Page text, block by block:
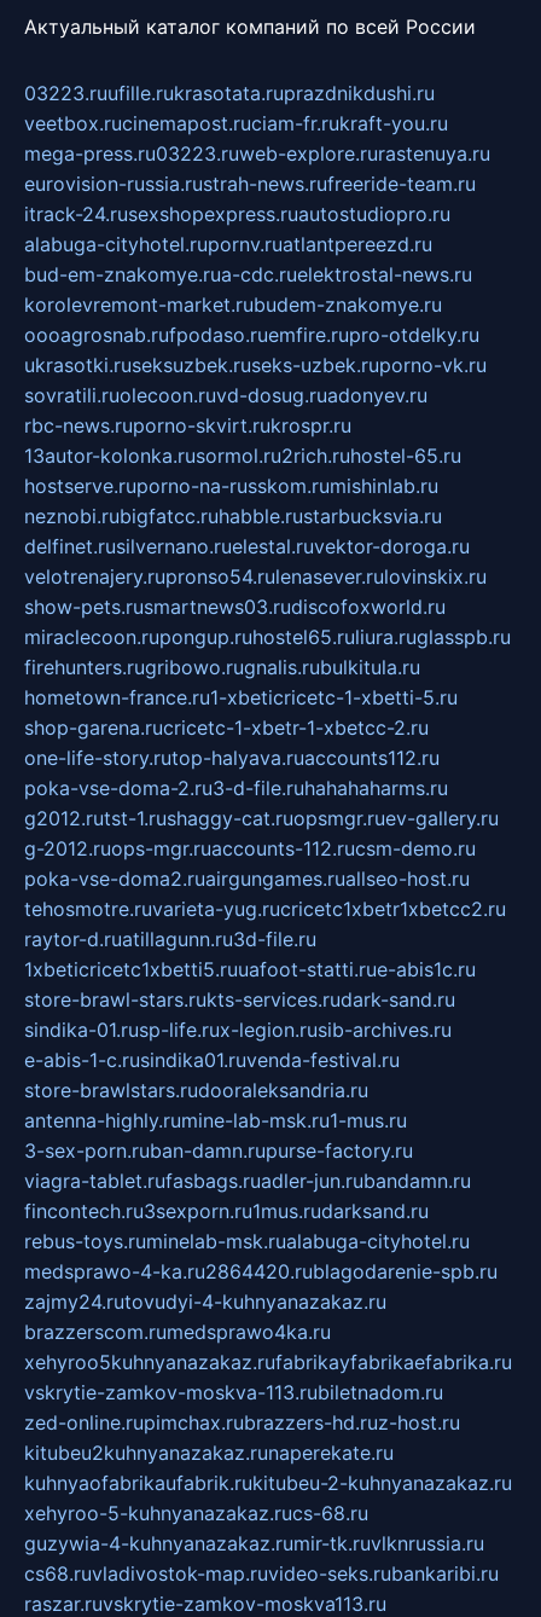
Актуальный каталог компаний по всей России
03223.ruufille.rukrasotata.ruprazdnikdushi.ru
veetbox.rucinemapost.ruciam-fr.rukraft-you.ru
mega-press.ru03223.ruweb-explore.rurastenuya.ru
eurovision-russia.rustrah-news.rufreeride-team.ru
itrack-24.rusexshopexpress.ruautostudiopro.ru
alabuga-cityhotel.rupornv.ruatlantpereezd.ru
bud-em-znakomye.rua-cdc.ruelektrostal-news.ru
korolevremont-market.rubudem-znakomye.ru
oooagrosnab.rufpodaso.ruemfire.rupro-otdelky.ru
ukrasotki.ruseksuzbek.ruseks-uzbek.ruporno-vk.ru
sovratili.ruolecoon.ruvd-dosug.ruadonyev.ru
rbc-news.ruporno-skvirt.rukrospr.ru
13autor-kolonka.rusormol.ru2rich.ruhostel-65.ru
hostserve.ruporno-na-russkom.rumishinlab.ru
neznobi.rubigfatcc.ruhabble.rustarbucksvia.ru
delfinet.rusilvernano.ruelestal.ruvektor-doroga.ru
velotrenajery.rupronso54.rulenasever.rulovinskix.ru
show-pets.rusmartnews03.rudiscofoxworld.ru
miraclecoon.rupongup.ruhostel65.ruliura.ruglasspb.ru
firehunters.rugribowo.rugnalis.rubulkitula.ru
hometown-france.ru1-xbeticricetc-1-xbetti-5.ru
shop-garena.rucricetc-1-xbetr-1-xbetcc-2.ru
one-life-story.rutop-halyava.ruaccounts112.ru
poka-vse-doma-2.ru3-d-file.ruhahahaharms.ru
g2012.rutst-1.rushaggy-cat.ruopsmgr.ruev-gallery.ru
g-2012.ruops-mgr.ruaccounts-112.rucsm-demo.ru
poka-vse-doma2.ruairgungames.ruallseo-host.ru
tehosmotre.ruvarieta-yug.rucricetc1xbetr1xbetcc2.ru
raytor-d.ruatillagunn.ru3d-file.ru
1xbeticricetc1xbetti5.ruuafoot-statti.rue-abis1c.ru
store-brawl-stars.rukts-services.rudark-sand.ru
sindika-01.rusp-life.rux-legion.rusib-archives.ru
e-abis-1-c.rusindika01.ruvenda-festival.ru
store-brawlstars.rudooraleksandria.ru
antenna-highly.rumine-lab-msk.ru1-mus.ru
3-sex-porn.ruban-damn.rupurse-factory.ru
viagra-tablet.rufasbags.ruadler-jun.rubandamn.ru
fincontech.ru3sexporn.ru1mus.rudarksand.ru
rebus-toys.ruminelab-msk.rualabuga-cityhotel.ru
medsprawo-4-ka.ru2864420.rublagodarenie-spb.ru
zajmy24.rutovudyi-4-kuhnyanazakaz.ru
brazzerscom.rumedsprawo4ka.ru
xehyroo5kuhnyanazakaz.rufabrikayfabrikaefabrika.ru
vskrytie-zamkov-moskva-113.rubiletnadom.ru
zed-online.rupimchax.rubrazzers-hd.ruz-host.ru
kitubeu2kuhnyanazakaz.runaperekate.ru
kuhnyaofabrikaufabrik.rukitubeu-2-kuhnyanazakaz.ru
xehyroo-5-kuhnyanazakaz.rucs-68.ru
guzywia-4-kuhnyanazakaz.rumir-tk.ruvlknrussia.ru
cs68.ruvladivostok-map.ruvideo-seks.rubankaribi.ru
raszar.ruvskrytie-zamkov-moskva113.ru